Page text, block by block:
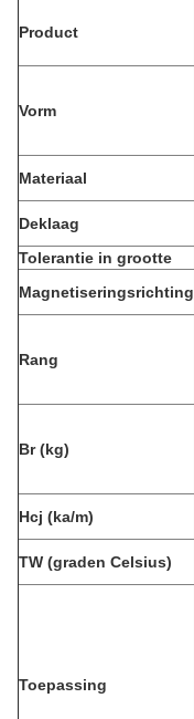
Product
Vorm
Materiaal
Deklaag
Tolerantie in grootte
Magnetiseringsrichting
Rang
Br (kg)
Hcj (ka/m)
TW (graden Celsius)
Toepassing